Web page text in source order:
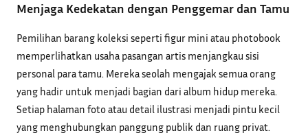
Menjaga Kedekatan dengan Penggemar dan Tamu
Pemilihan barang koleksi seperti figur mini atau photobook
memperlihatkan usaha pasangan artis menjangkau sisi
personal para tamu. Mereka seolah mengajak semua orang
yang hadir untuk menjadi bagian dari album hidup mereka.
Setiap halaman foto atau detail ilustrasi menjadi pintu kecil
yang menghubungkan panggung publik dan ruang privat.